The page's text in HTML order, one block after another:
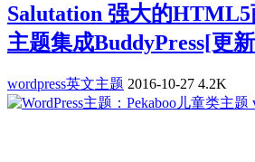
Salutation 强大的HTML5
主题集成BuddyPress[更
wordpress英文主题 2016-10-27 4.2K